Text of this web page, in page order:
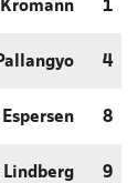
1
4
8
Lindberg 9